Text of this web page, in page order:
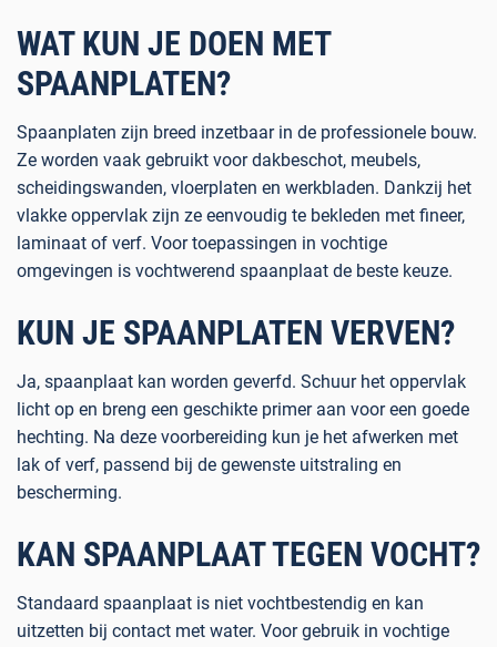
WAT KUN JE DOEN MET
SPAANPLATEN?
Spaanplaten zijn breed inzetbaar in de professionele bouw.
Ze worden vaak gebruikt voor dakbeschot, meubels,
scheidingswanden, vloerplaten en werkbladen. Dankzij het
vlakke oppervlak zijn ze eenvoudig te bekleden met fineer,
laminaat of verf. Voor toepassingen in vochtige
omgevingen is vochtwerend spaanplaat de beste keuze.
KUN JE SPAANPLATEN VERVEN?
Ja, spaanplaat kan worden geverfd. Schuur het oppervlak
licht op en breng een geschikte primer aan voor een goede
hechting. Na deze voorbereiding kun je het afwerken met
lak of verf, passend bij de gewenste uitstraling en
bescherming.
KAN SPAANPLAAT TEGEN VOCHT?
Standaard spaanplaat is niet vochtbestendig en kan
uitzetten bij contact met water. Voor gebruik in vochtige